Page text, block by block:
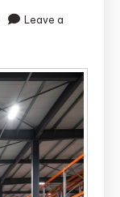
Leave a